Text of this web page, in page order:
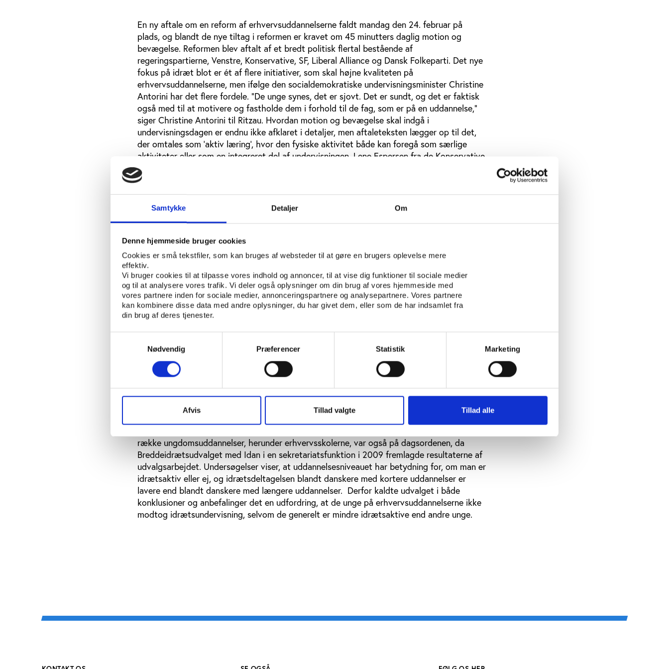
Samtykke Detaljer Om
Denne hjemmeside bruger cookies
Cookies er små tekstfiler, som kan bruges af websteder til at gøre en brugers oplevelse mere
effektiv.
Vi bruger cookies til at tilpasse vores indhold og annoncer, til at vise dig funktioner til sociale medier
og til at analysere vores trafik. Vi deler også oplysninger om din brug af vores hjemmeside med
vores partnere inden for sociale medier, annonceringspartnere og analysepartnere. Vores partnere
kan kombinere disse data med andre oplysninger, du har givet dem, eller som de har indsamlet fra
din brug af deres tjenester.
Nødvendig
Præferencer Statistik Marketing
Afvis Tillad valgte Tillad alle
En ny aftale om en reform af erhvervsuddannelserne faldt mandag den 24. februar på
plads, og blandt de nye tiltag i reformen er kravet om 45 minutters daglig motion og
bevægelse. Reformen blev aftalt af et bredt politisk flertal bestående af
regeringspartierne, Venstre, Konservative, SF, Liberal Alliance og Dansk Folkeparti. Det nye
fokus på idræt blot er ét af flere initiativer, som skal højne kvaliteten på
erhvervsuddannelserne, men ifølge den socialdemokratiske undervisningsminister Christine
Antorini har det flere fordele. ”De unge synes, det er sjovt. Det er sundt, og det er faktisk
også med til at motivere og fastholde dem i forhold til de fag, som er på en uddannelse,”
siger Christine Antorini til Ritzau. Hvordan motion og bevægelse skal indgå i
undervisningsdagen er endnu ikke afklaret i detaljer, men aftaleteksten lægger op til det,
der omtales som ’aktiv læring’, hvor den fysiske aktivitet både kan foregå som særlige
aktiviteter eller som en integreret del af undervisningen. Lene Espersen fra de Konservative
fremhæver, at der er forskellige muligheder for at implementere motion og bevægelse i
skoledagen ud over traditionel idrætsundervisning i en gymnastiksal.
på en alternativ måde, hvor man kan lave nogle ting fysisk, der relaterer til de ting, man
laver på et værksted,” siger Lene Espersen til Ritzau.
Mange skoler har erfaring
For en række erhvervsskoler er idræt allerede en del af dagligdagen, og over de seneste år
har bl.a. Dansk Firmaidrætsforbund i samarbejde med en række erhvervsskoler gennemført
projektet ’Sund erhvervsskole’, hvor motion og bevægelse indgår.
Selvom de konkrete linjer for implementeringen endnu ikke er helt klare, forholder Dansk
at forestå idrætsundervisningen. Vi har et netværk af instruktører og
firmaidrætsforeninger, der vil kunne byde ind på afhjælpningen af denne udfordring,” siger
formand i Dansk Firmaidrætsforbund Peder Bisgaard.
Erhvervsskoler på Breddeidrætsudvalgets dagsorden
Med tiltaget bliver motion og bevægelse nu også en del af undervisningen på
række ungdomsuddannelser, herunder erhvervsskolerne, var også på dagsordenen, da
Breddeidrætsudvalget med Idan i en sekretariatsfunktion i 2009 fremlagde resultaterne af
udvalgsarbejdet. Undersøgelser viser, at uddannelsesniveauet har betydning for, om man er
idrætsaktiv eller ej, og idrætsdeltagelsen blandt danskere med kortere uddannelser er
lavere end blandt danskere med længere uddannelser. Derfor kaldte udvalget i både
konklusioner og anbefalinger det en udfordring, at de unge på erhvervsuddannelserne ikke
modtog idrætsundervisning, selvom de generelt er mindre idrætsaktive end andre unge.